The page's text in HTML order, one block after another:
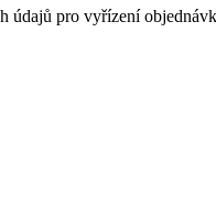
údajů pro vyřízení